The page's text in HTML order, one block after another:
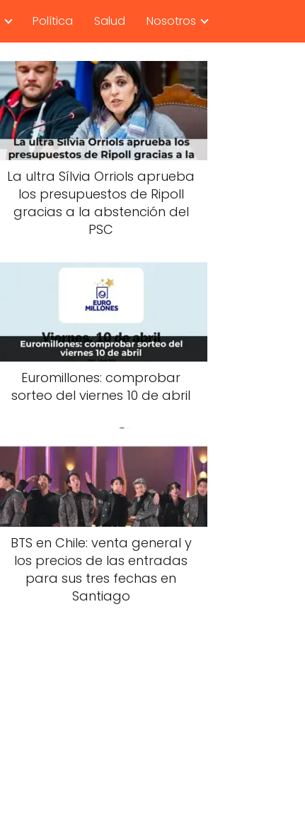
Política Salud Nosotros
La ultra Sílvia Orriols aprueba
los presupuestos de Ripoll
gracias a la abstención del
PSC
Euromillones: comprobar
sorteo del viernes 10 de abril
BTS en Chile: venta general y
los precios de las entradas
para sus tres fechas en
Santiago